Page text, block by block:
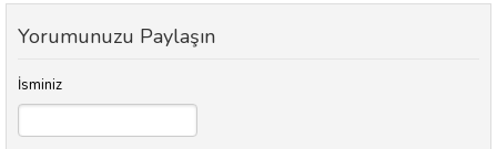
Yorumunuzu Paylaşın
İsminiz